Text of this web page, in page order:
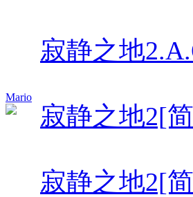
Mario
寂静之地
寂静之地2[
寂静之地2[